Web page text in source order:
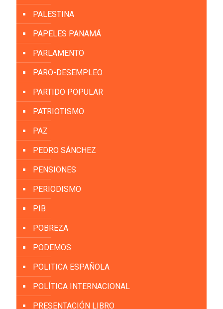
PALESTINA
PAPELES PANAMÁ
PARLAMENTO
PARO-DESEMPLEO
PARTIDO POPULAR
PATRIOTISMO
PAZ
PEDRO SÁNCHEZ
PENSIONES
PERIODISMO
PIB
POBREZA
PODEMOS
POLITICA ESPAÑOLA
POLÍTICA INTERNACIONAL
PRESENTACIÓN LIBRO